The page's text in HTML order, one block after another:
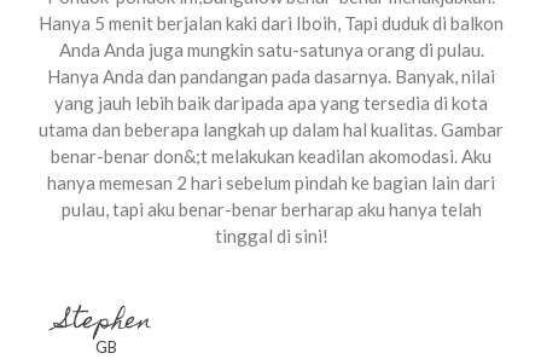
Hanya 5 menit berjalan kaki dari Iboih, Tapi duduk di balkon
Anda Anda juga mungkin satu-satunya orang di pulau.
Hanya Anda dan pandangan pada dasarnya. Banyak, nilai
yang jauh lebih baik daripada apa yang tersedia di kota
utama dan beberapa langkah up dalam hal kualitas. Gambar
benar-benar don&;t melakukan keadilan akomodasi. Aku
hanya memesan 2 hari sebelum pindah ke bagian lain dari
pulau, tapi aku benar-benar berharap aku hanya telah
tinggal di sini!
Stephen
GB